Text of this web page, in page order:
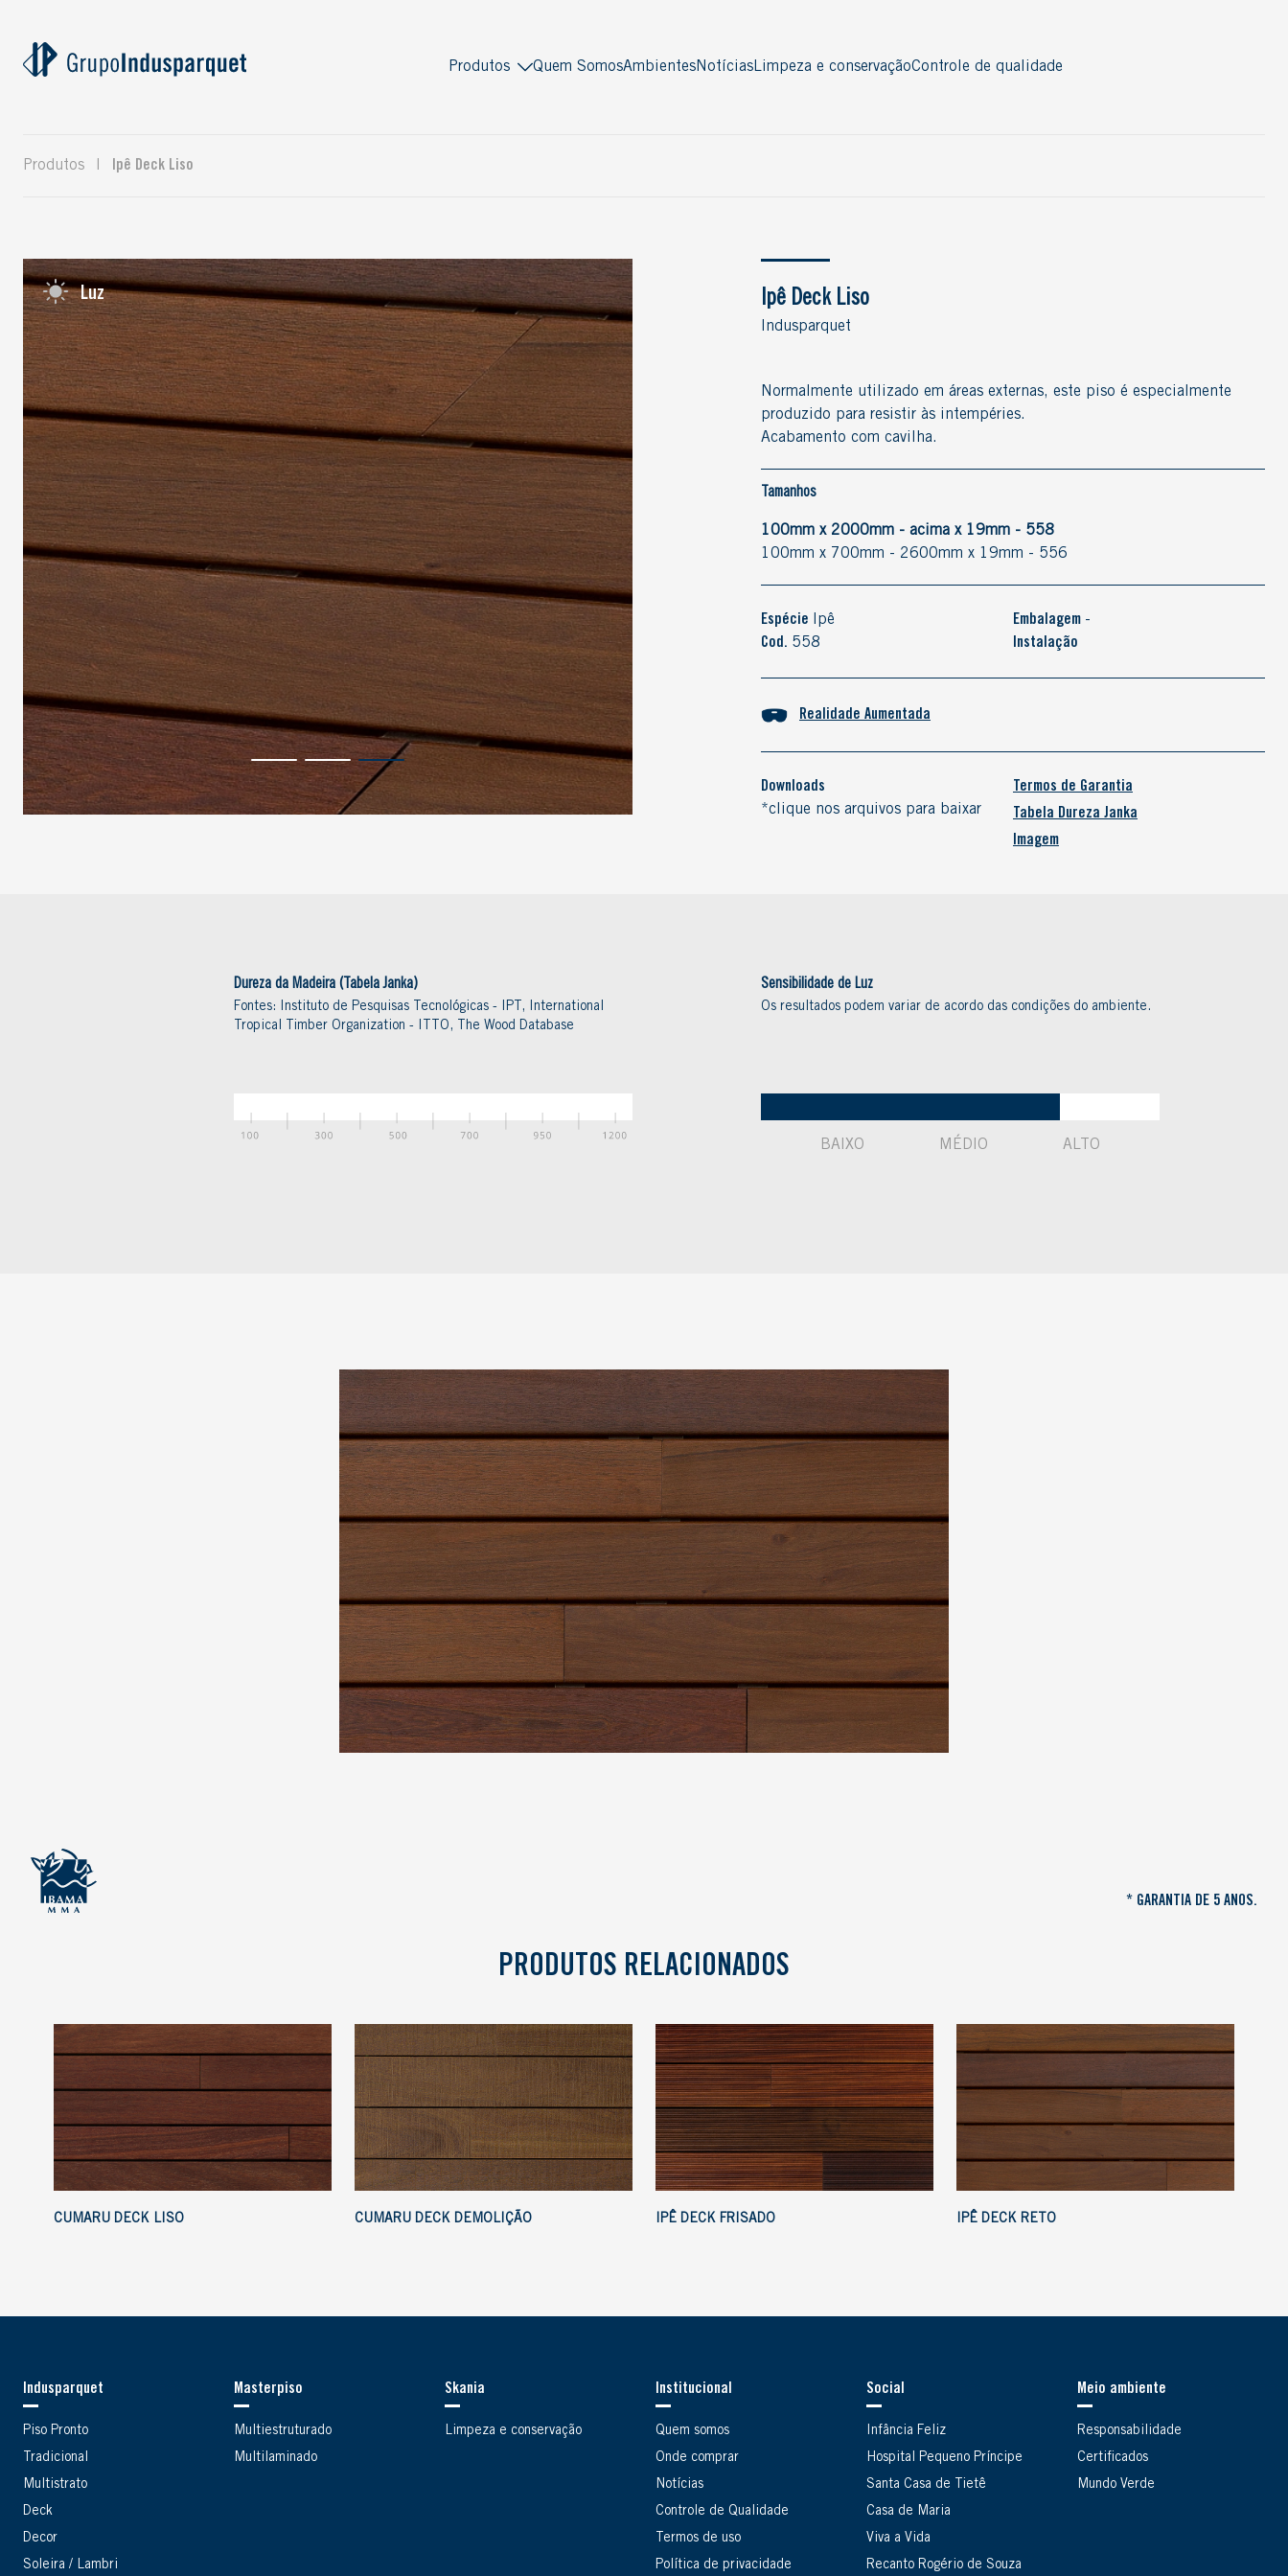
Produtos
Piso Pronto
Multistrato
Soleira / Lambri
Tradicional
Ver todos
Quem SomosAmbientesNotíciasLimpeza e conservaçãoControle de qualidade
Produtos Ipê Deck Liso
Luz Ipê Deck Liso
Indusparquet
Normalmente utilizado em áreas externas, este piso é especialmente
produzido para resistir às intempéries.
Acabamento com cavilha.
Tamanhos
100mm x 2000mm - acima x 19mm - 558
100mm x 700mm - 2600mm x 19mm - 556
Espécie Ipê Embalagem -
Cod. 558 Instalação
Realidade Aumentada
Downloads
*clique nos arquivos para baixar
Termos de Garantia
Tabela Dureza Janka
Imagem
Dureza da Madeira (Tabela Janka)
Fontes: Instituto de Pesquisas Tecnológicas - IPT, International
Tropical Timber Organization - ITTO, The Wood Database
Sensibilidade de Luz
Os resultados podem variar de acordo das condições do ambiente.
BAIXO MÉDIO ALTO
* GARANTIA DE 5 ANOS.
PRODUTOS RELACIONADOS
CUMARU DECK LISO CUMARU DECK DEMOLIÇÃO IPÊ DECK FRISADO IPÊ DECK RETO
Indusparquet
Piso Pronto
Tradicional
Multistrato
Deck
Decor
Soleira / Lambri
Masterpiso
Multiestruturado
Multilaminado
Skania
Limpeza e conservação
Institucional
Quem somos
Onde comprar
Notícias
Controle de Qualidade
Termos de uso
Política de privacidade
Social
Infância Feliz
Hospital Pequeno Príncipe
Santa Casa de Tietê
Casa de Maria
Viva a Vida
Recanto Rogério de Souza
Meio ambiente
Responsabilidade
Certificados
Mundo Verde